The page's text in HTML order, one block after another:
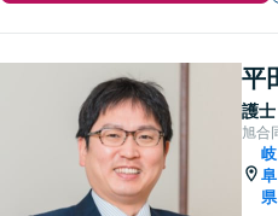
平
護士
旭合
岐
阜
県